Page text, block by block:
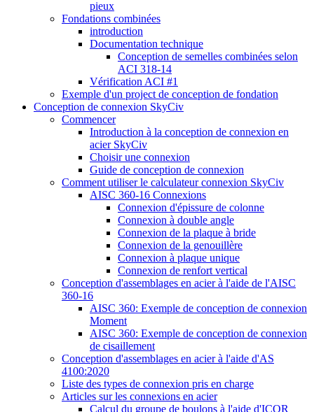
pieux
Fondations combinées
introduction
Documentation technique
Conception de semelles combinées selon
ACI 318-14
Vérification ACI #1
Exemple d'un project de conception de fondation
Conception de connexion SkyCiv
Commencer
Introduction à la conception de connexion en
acier SkyCiv
Choisir une connexion
Guide de conception de connexion
Comment utiliser le calculateur connexion SkyCiv
AISC 360-16 Connexions
Connexion d'épissure de colonne
Connexion à double angle
Connexion de la plaque à bride
Connexion de la genouillère
Connexion à plaque unique
Connexion de renfort vertical
Conception d'assemblages en acier à l'aide de l'AISC
360-16
AISC 360: Exemple de conception de connexion
Moment
AISC 360: Exemple de conception de connexion
de cisaillement
Conception d'assemblages en acier à l'aide d'AS
4100:2020
Liste des types de connexion pris en charge
Articles sur les connexions en acier
Calcul du groupe de boulons à l'aide d'ICOR